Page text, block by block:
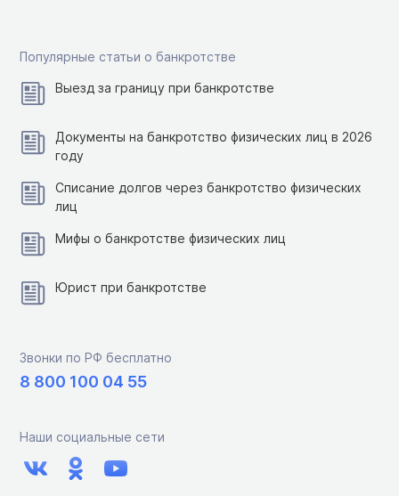
Популярные статьи о банкротстве
Выезд за границу при банкротстве
Документы на банкротство физических лиц в 2026
году
Списание долгов через банкротство физических
лиц
Мифы о банкротстве физических лиц
Юрист при банкротстве
Звонки по РФ бесплатно
8 800 100 04 55
Наши социальные сети